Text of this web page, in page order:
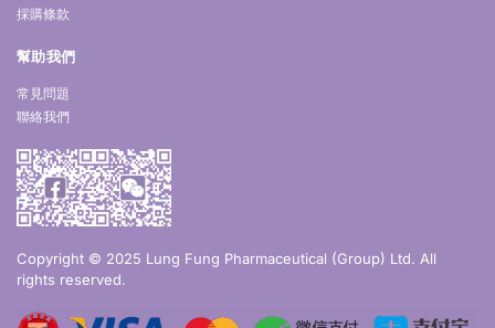
採購條款
幫助我們
常見問題
聯絡我們
Copyright © 2025 Lung Fung Pharmaceutical (Group) Ltd. All
rights reserved.